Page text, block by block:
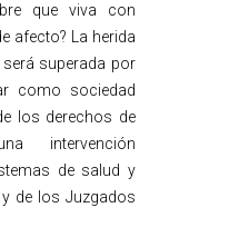
que viva con
afecto? La herida
superada por
como sociedad
los derechos de
intervención
de salud y
de los Juzgados